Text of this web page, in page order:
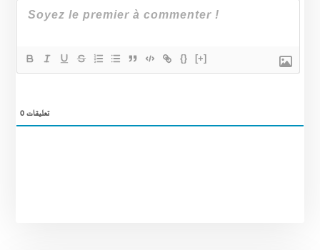
{} [+]
0تعليقات